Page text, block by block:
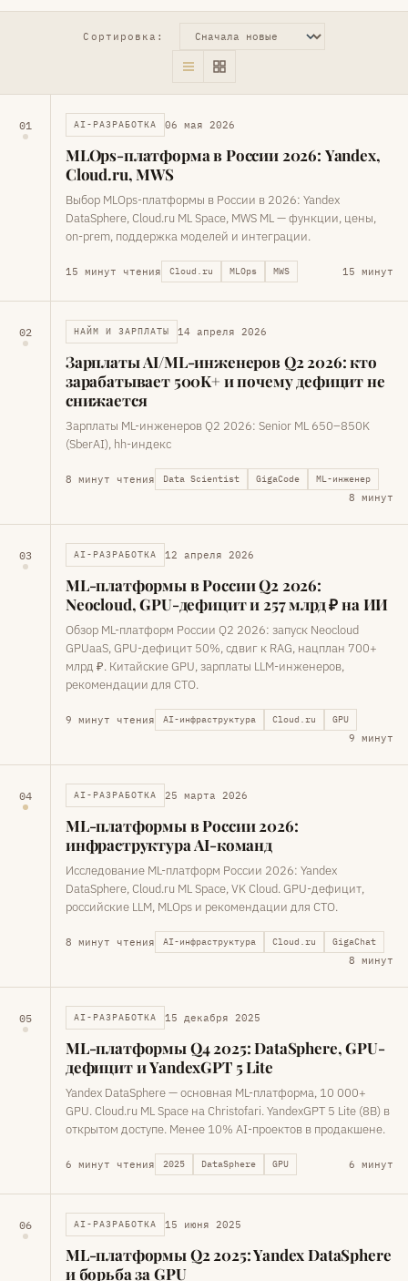
Сортировка:
01 AI-РАЗРАБОТКА 06 мая 2026
MLOps-платформа в России 2026: Yandex,
Cloud.ru, MWS
Выбор MLOps-платформы в России в 2026: Yandex
DataSphere, Cloud.ru ML Space, MWS ML — функции, цены,
on-prem, поддержка моделей и интеграции.
15 минут чтения Cloud.ru MLOps MWS 15 минут
02 НАЙМ И ЗАРПЛАТЫ 14 апреля 2026
Зарплаты AI/ML-инженеров Q2 2026: кто
зарабатывает 500K+ и почему дефицит не
снижается
Зарплаты ML-инженеров Q2 2026: Senior ML 650–850K
(SberAI), hh-индекс
8 минут чтения Data Scientist GigaCode ML-инженер
8 минут
03 AI-РАЗРАБОТКА 12 апреля 2026
ML-платформы в России Q2 2026:
Neocloud, GPU-дефицит и 257 млрд ₽ на ИИ
Обзор ML-платформ России Q2 2026: запуск Neocloud
GPUaaS, GPU-дефицит 50%, сдвиг к RAG, нацплан 700+
млрд ₽. Китайские GPU, зарплаты LLM-инженеров,
рекомендации для CTO.
9 минут чтения AI-инфраструктура Cloud.ru GPU
9 минут
04 AI-РАЗРАБОТКА 25 марта 2026
ML-платформы в России 2026:
инфраструктура AI-команд
Исследование ML-платформ России 2026: Yandex
DataSphere, Cloud.ru ML Space, VK Cloud. GPU-дефицит,
российские LLM, MLOps и рекомендации для CTO.
8 минут чтения AI-инфраструктура Cloud.ru GigaChat
8 минут
05 AI-РАЗРАБОТКА 15 декабря 2025
ML-платформы Q4 2025: DataSphere, GPU-
дефицит и YandexGPT 5 Lite
Yandex DataSphere — основная ML-платформа, 10 000+
GPU. Cloud.ru ML Space на Christofari. YandexGPT 5 Lite (8B) в
открытом доступе. Менее 10% AI-проектов в продакшене.
6 минут чтения 2025 DataSphere GPU 6 минут
06 AI-РАЗРАБОТКА 15 июня 2025
ML-платформы Q2 2025: Yandex DataSphere
и борьба за GPU